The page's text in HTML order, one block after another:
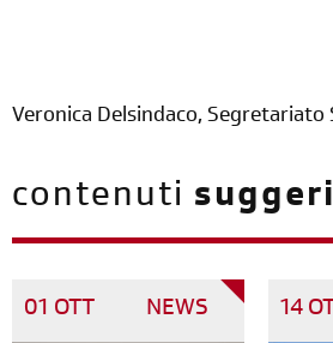
Veronica Delsindaco, Segretariato
contenuti
01 OTT NEWS 14